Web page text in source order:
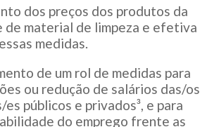
dos preços dos produtos da
de material de limpeza e efetiva
medidas.
de um rol de medidas para
ou redução de salários das/os
públicos e privados³, e para
do emprego frente as